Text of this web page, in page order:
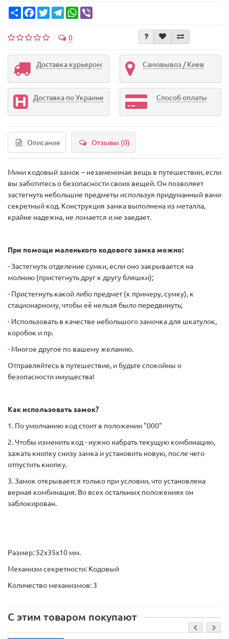
Share FacebookTwitterTelegramWhatsApp
0
Доставка курьером Самовывоз / Киев
Доставка по Украине Способ оплаты
Описание Отзывы (0)
Мини кодовый замок – незаменимая вещь в путешествии, если
вы заботитесь о безопасности своих вещей. Он позволяет
застегнуть небольшие предметы используя придуманный вами
секретный код. Конструкция замка выполнена из металла,
крайне надежна, не ломается и не заедает.
При помощи маленького кодового замка можно:
- Застегнуть отделение сумки, если оно закрывается на
молнию (пристегнуть друг к другу бляшки);
- Пристегнуть какой либо предмет (к примеру, сумку), к
стационарному, чтобы её нельзя было передвинуть;
- Использовать в качестве небольшого замочка для шкатулок,
коробок и пр.
- Многое другое по вашему желанию.
Отправляйтесь в путешествие, и будьте спокойны о
безопасности имущества!
Как использовать замок?
1. По умолчанию код стоит в положении "000"
2. Чтобы изменить код - нужно набрать текущую комбинацию,
зажать кнопку снизу замка и установить новую, после чего
отпустить кнопку.
3. Замок открывается только при условии, что установлена
верная комбинация. Во всех остальных положениях он
заблокирован.
Размер: 52х35х10 мм.
Механизм секретности: Кодовый
Количество механизмов: 3
С этим товаром покупают